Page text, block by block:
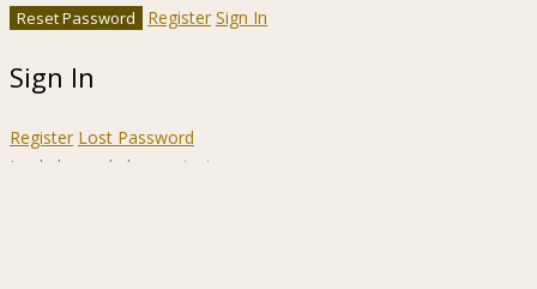
Register Sign In
Sign In
Register Lost Password
Ir a la barra de herramientas